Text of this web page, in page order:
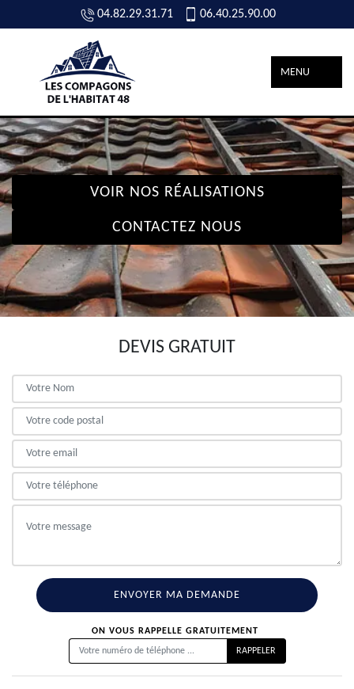
04.82.29.31.71 06.40.25.90.00
MENU
VOIR NOS RÉALISATIONS
CONTACTEZ NOUS
DEVIS GRATUIT
ON VOUS RAPPELLE GRATUITEMENT